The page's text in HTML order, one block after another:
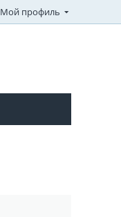
Мой профиль